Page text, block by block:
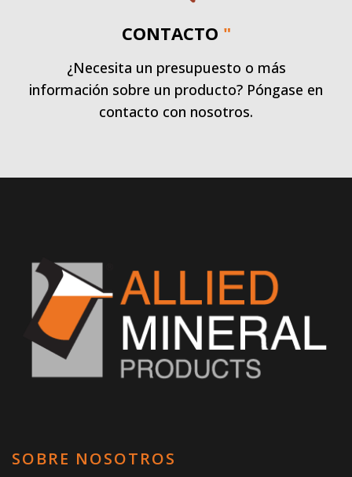
CONTACTO "
¿Necesita un presupuesto o más
información sobre un producto? Póngase en
contacto con nosotros.
SOBRE NOSOTROS